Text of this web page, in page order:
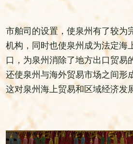
市舶司的设置，使泉州有了较为
机构，同时也使泉州成为法定海
口，为泉州消除了地方出口贸易
还使泉州与海外贸易市场之间形
这对泉州海上贸易和区域经济发